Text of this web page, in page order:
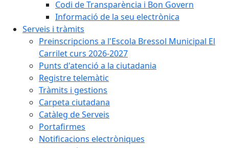
Codi de Transparència i Bon Govern
Informació de la seu electrònica
Serveis i tràmits
Preinscripcions a l'Escola Bressol Municipal El
Carrilet curs 2026-2027
Punts d'atenció a la ciutadania
Registre telemàtic
Tràmits i gestions
Carpeta ciutadana
Catàleg de Serveis
Portafirmes
Notificacions electròniques